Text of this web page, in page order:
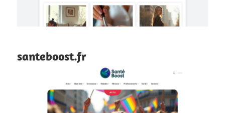
santeboost.fr